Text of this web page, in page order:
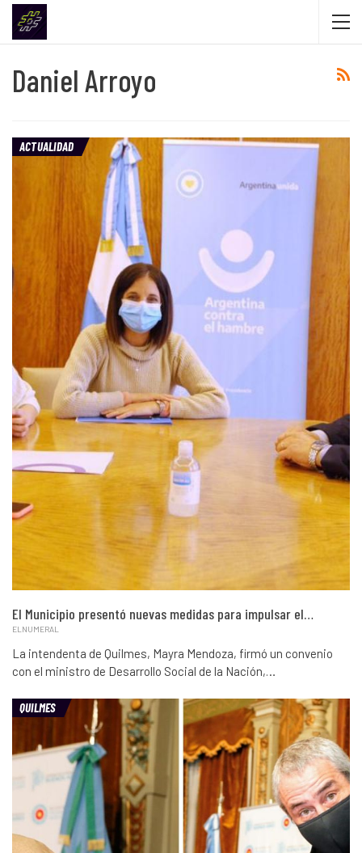
Daniel Arroyo
ACTUALIDAD
El Municipio presentó nuevas medidas para impulsar el…
ELNUMERAL
La intendenta de Quilmes, Mayra Mendoza, firmó un convenio
con el ministro de Desarrollo Social de la Nación,…
QUILMES